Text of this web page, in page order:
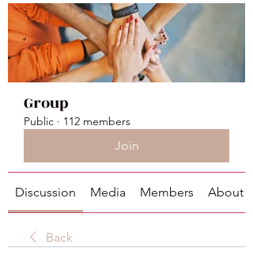
Group
Public · 112 members
Join
Discussion Media Members About
Back